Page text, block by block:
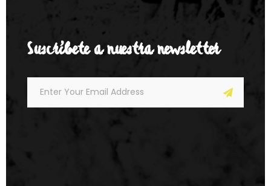
Suscríbete a nuestra newsletter